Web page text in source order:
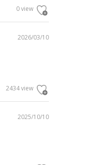
0 view
2026/03/10
2434 view
2025/10/10